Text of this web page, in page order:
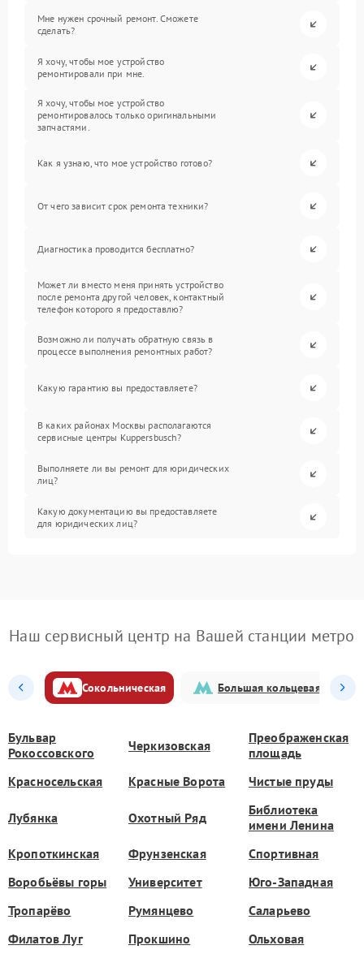
Мне нужен срочный ремонт. Сможете
сделать?
Я хочу, чтобы мое устройство
ремонтировали при мне.
Я хочу, чтобы мое устройство
ремонтировалось только оригинальными
запчастями.
Как я узнаю, что мое устройство готово?
От чего зависит срок ремонта техники?
Диагностика проводится бесплатно?
Может ли вместо меня принять устройство
после ремонта другой человек, контактный
телефон которого я предоставлю?
Возможно ли получать обратную связь в
процессе выполнения ремонтных работ?
Какую гарантию вы предоставляете?
В каких районах Москвы располагаются
сервисные центры Kuppersbusch?
Выполняете ли вы ремонт для юридических
лиц?
Какую документацию вы предоставляете
для юридических лиц?
Наш сервисный центр на Вашей станции метро
Сокольническая Большая кольцевая
Бульвар
Рокоссовского
Черкизовская
Преображенская
площадь
Красносельская
Красные Ворота Чистые пруды
Лубянка Охотный Ряд
Библиотека
имени Ленина
Кропоткинская
Фрунзенская
Спортивная
Воробьёвы горы
Университет
Юго-Западная
Тропарёво
Румянцево
Саларьево
Филатов Луг
Прокшино Ольховая